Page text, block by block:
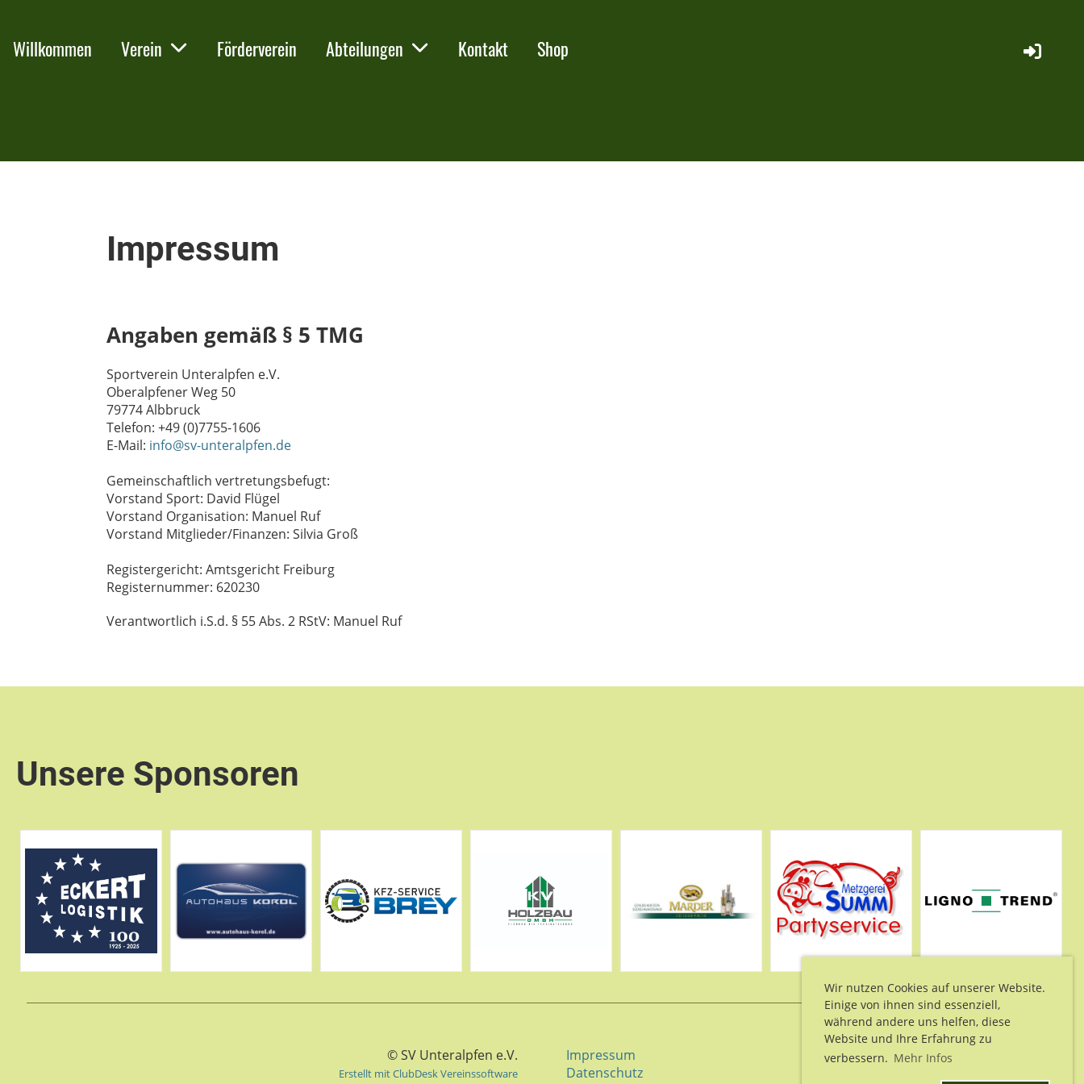
Wir nutzen Cookies auf unserer Website.
Einige von ihnen sind essenziell,
während andere uns helfen, diese
Website und Ihre Erfahrung zu
verbessern. Mehr Infos
Willkommen Verein Förderverein Abteilungen Kontakt Shop
Impressum
Angaben gemäß § 5 TMG
Sportverein Unteralpfen e.V.
Oberalpfener Weg 50
79774 Albbruck
Telefon: +49 (0)7755-1606
E-Mail: info@sv-unteralpfen.de
Gemeinschaftlich vertretungsbefugt:
Vorstand Sport: David Flügel
Vorstand Organisation: Manuel Ruf
Vorstand Mitglieder/Finanzen: Silvia Groß
Registergericht: Amtsgericht Freiburg
Registernummer: 620230
Verantwortlich i.S.d. § 55 Abs. 2 RStV: Manuel Ruf
Unsere Sponsoren
© SV Unteralpfen e.V.
Erstellt mit ClubDesk Vereinssoftware
Impressum
Datenschutz